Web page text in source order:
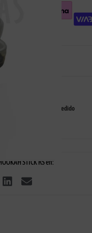
Envíos gratis pedido
STICK RS en: